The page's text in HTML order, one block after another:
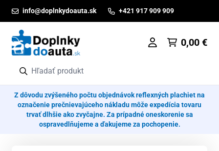
info@doplnkydoauta.sk +421 917 909 909
0,00 €
Z dôvodu zvýšeného počtu objednávok reflexných plachiet na
označenie prečnievajúceho nákladu môže expedícia tovaru
trvať dlhšie ako zvyčajne. Za prípadné oneskorenie sa
ospravedlňujeme a ďakujeme za pochopenie.